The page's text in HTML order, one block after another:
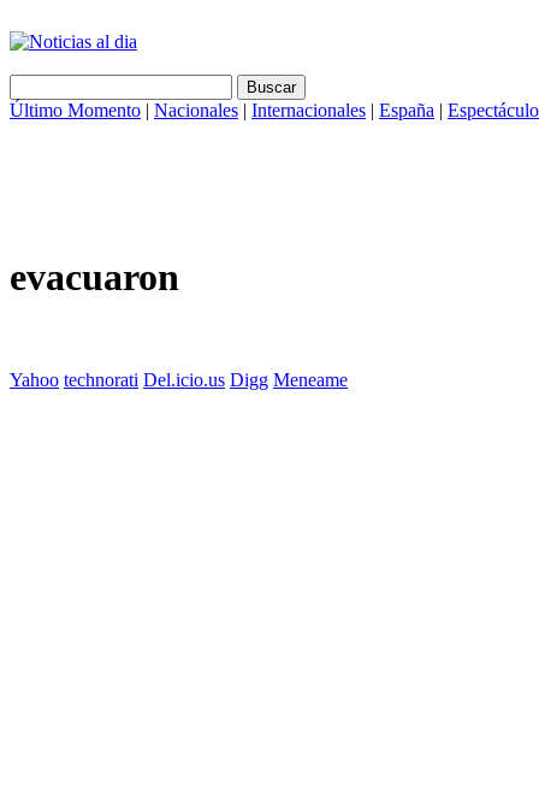
Último Momento | Nacionales | Internacionales | España |
evacuaron
Yahoo technorati Del.icio.us Digg Meneame